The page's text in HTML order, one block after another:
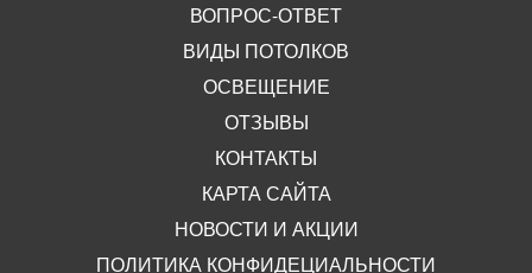
ВОПРОС-ОТВЕТ
ВИДЫ ПОТОЛКОВ
ОСВЕЩЕНИЕ
ОТЗЫВЫ
КОНТАКТЫ
КАРТА САЙТА
НОВОСТИ И АКЦИИ
ПОЛИТИКА КОНФИДЕЦИАЛЬНОСТИ